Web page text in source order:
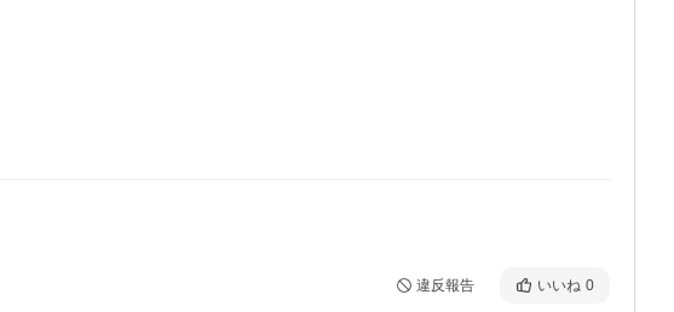
違反報告 いいね 0